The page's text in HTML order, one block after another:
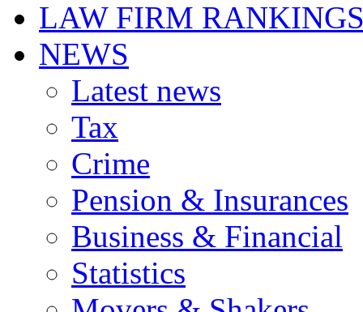
LAW FIRM
NEWS
Latest news
Tax
Crime
Pension & Insurances
Business & Financial
Statistics